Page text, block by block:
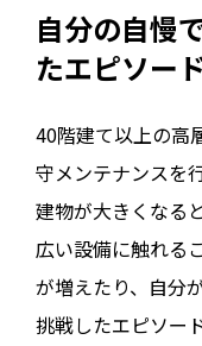
自分の自慢
たエピソー
40階建て以上の高
守メンテナンスを
建物が大きくなる
広い設備に触れる
が増えたり、自分
挑戦したエピソー